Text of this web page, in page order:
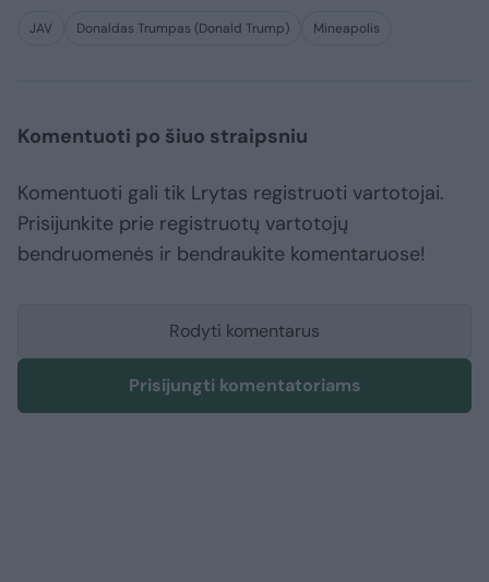
JAV Donaldas Trumpas (Donald Trump) Mineapolis
Komentuoti po šiuo straipsniu
Komentuoti gali tik Lrytas registruoti vartotojai.
Prisijunkite prie registruotų vartotojų
bendruomenės ir bendraukite komentaruose!
Rodyti komentarus
Prisijungti komentatoriams